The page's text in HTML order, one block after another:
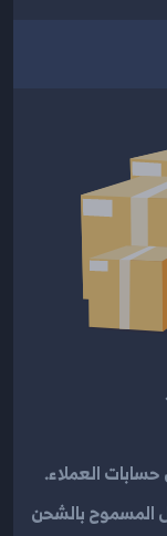
العملاء.
المسموح بالشحن